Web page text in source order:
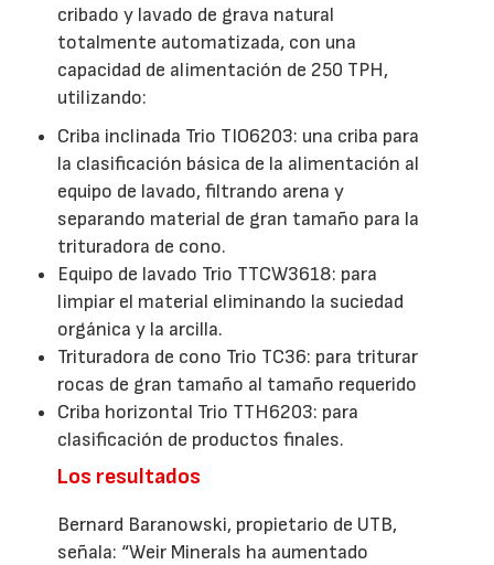
cribado y lavado de grava natural
totalmente automatizada, con una
capacidad de alimentación de 250 TPH,
utilizando:
Criba inclinada Trio TIO6203: una criba para
la clasificación básica de la alimentación al
equipo de lavado, filtrando arena y
separando material de gran tamaño para la
trituradora de cono.
Equipo de lavado Trio TTCW3618: para
limpiar el material eliminando la suciedad
orgánica y la arcilla.
Trituradora de cono Trio TC36: para triturar
rocas de gran tamaño al tamaño requerido
Criba horizontal Trio TTH6203: para
clasificación de productos finales.
Los resultados
Bernard Baranowski, propietario de UTB,
señala: “Weir Minerals ha aumentado